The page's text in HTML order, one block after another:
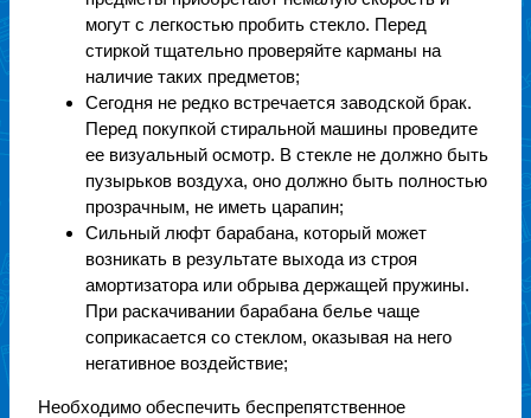
могут с легкостью пробить стекло. Перед
стиркой тщательно проверяйте карманы на
наличие таких предметов;
Сегодня не редко встречается заводской брак.
Перед покупкой стиральной машины проведите
ее визуальный осмотр. В стекле не должно быть
пузырьков воздуха, оно должно быть полностью
прозрачным, не иметь царапин;
Сильный люфт барабана, который может
возникать в результате выхода из строя
амортизатора или обрыва держащей пружины.
При раскачивании барабана белье чаще
соприкасается со стеклом, оказывая на него
негативное воздействие;
Необходимо обеспечить беспрепятственное